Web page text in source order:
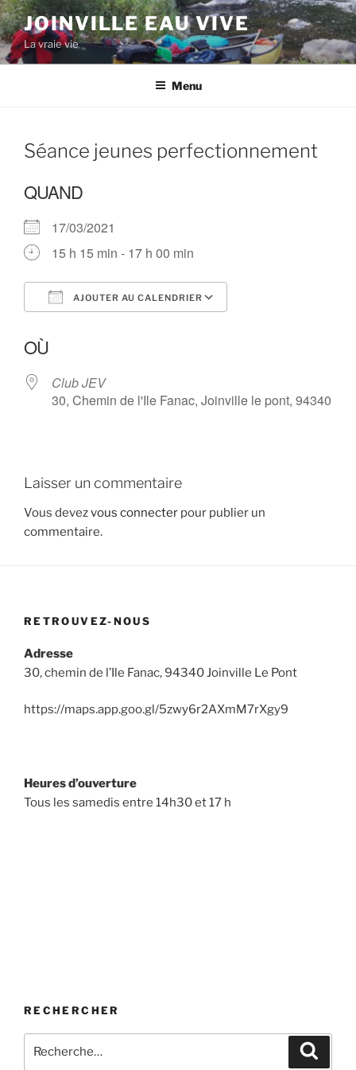
Aller
au
contenu
principal
JOINVILLE EAU VIVE
La vraie vie
Menu
Séance jeunes perfectionnement
QUAND
17/03/2021
15 h 15 min - 17 h 00 min
AJOUTER AU CALENDRIER
OÙ
Club JEV
30, Chemin de l'Ile Fanac, Joinville le pont, 94340
Laisser un commentaire
Vous devezvous connecter pour publier un
commentaire.
RETROUVEZ-NOUS
Adresse
30, chemin de l’Ile Fanac, 94340 Joinville Le Pont
https://maps.app.goo.gl/5zwy6r2AXmM7rXgy9
Heures d’ouverture
Tous les samedis entre 14h30 et 17 h
RECHERCHER
pour